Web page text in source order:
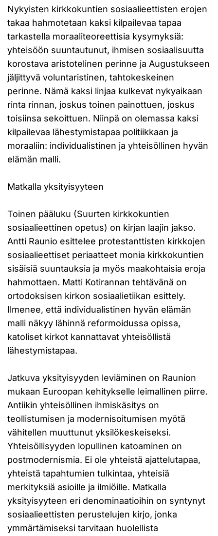
Nykyisten kirkkokuntien sosiaalieettisten erojen
takaa hahmotetaan kaksi kilpailevaa tapaa
tarkastella moraaliteoreettisia kysymyksiä:
yhteisöön suuntautunut, ihmisen sosiaalisuutta
korostava aristotelinen perinne ja Augustukseen
jäljittyvä voluntaristinen, tahtokeskeinen
perinne. Nämä kaksi linjaa kulkevat nykyaikaan
rinta rinnan, joskus toinen painottuen, joskus
toisiinsa sekoittuen. Niinpä on olemassa kaksi
kilpailevaa lähestymistapaa politiikkaan ja
moraaliin: individualistinen ja yhteisöllinen hyvän
elämän malli.
Matkalla yksityisyyteen
Toinen pääluku (Suurten kirkkokuntien
sosiaalieettinen opetus) on kirjan laajin jakso.
Antti Raunio esittelee protestanttisten kirkkojen
sosiaalieettiset periaatteet monia kirkkokuntien
sisäisiä suuntauksia ja myös maakohtaisia eroja
hahmottaen. Matti Kotirannan tehtävänä on
ortodoksisen kirkon sosiaalietiikan esittely.
Ilmenee, että individualistinen hyvän elämän
malli näkyy lähinnä reformoidussa opissa,
katoliset kirkot kannattavat yhteisöllistä
lähestymistapaa.
Jatkuva yksityisyyden leviäminen on Raunion
mukaan Euroopan kehitykselle leimallinen piirre.
Antiikin yhteisöllinen ihmiskäsitys on
teollistumisen ja modernisoitumisen myötä
vähitellen muuttunut yksilökeskeiseksi.
Yhteisöllisyyden lopullinen katoaminen on
postmodernismia. Ei ole yhteistä ajattelutapaa,
yhteistä tapahtumien tulkintaa, yhteisiä
merkityksiä asioille ja ilmiöille. Matkalla
yksityisyyteen eri denominaatioihin on syntynyt
sosiaalieettisten perustelujen kirjo, jonka
ymmärtämiseksi tarvitaan huolellista